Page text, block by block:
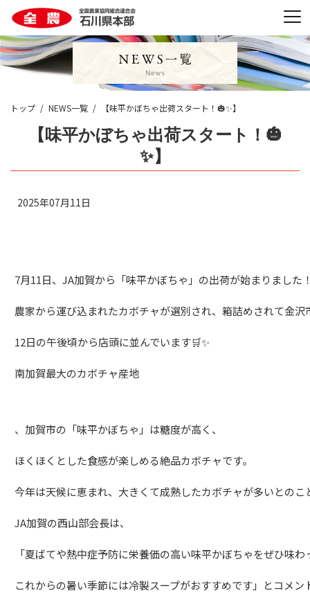
トップ NEWS一覧 【味平かぼちゃ出荷スタート！🎃✨】
【味平かぼちゃ出荷スタート！🎃
✨】
2025年07月11日
7月11日、 JA加賀から「味平かぼちゃ」の出荷が始まりました
農家から運び込まれたカボチャが選別され、箱詰めされて金
12日の午後頃から店頭に並んでいます🛒✨
南加賀最大のカボチャ産地
、加賀市の「味平かぼちゃ」は糖度が高く、
ほくほくとした食感が楽しめる絶品カボチャです。
今年は天候に恵まれ、大きくて成熟したカボチャが多いとのこ
JA加賀の西山部会長は、
「夏ばてや熱中症予防に栄養価の高い味平かぼちゃをぜひ味わ
これからの暑い季節には冷製スープがおすすめです」とコメン